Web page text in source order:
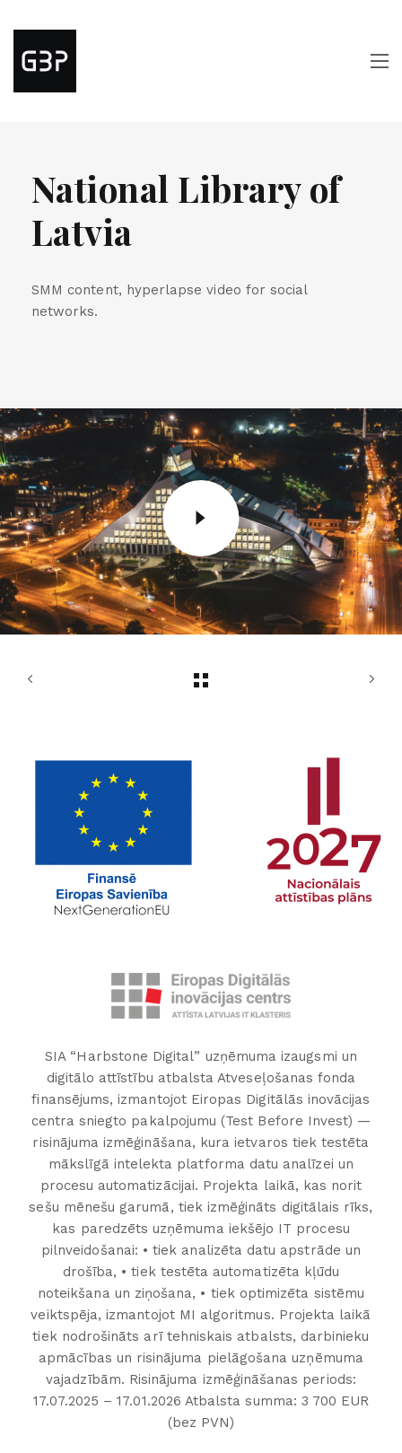
National Library of
Latvia
SMM content, hyperlapse video for social
networks.
SIA “Harbstone Digital” uzņēmuma izaugsmi un
digitālo attīstību atbalsta Atveseļošanas fonda
finansējums, izmantojot Eiropas Digitālās inovācijas
centra sniegto pakalpojumu (Test Before Invest) —
risinājuma izmēģināšana, kura ietvaros tiek testēta
mākslīgā intelekta platforma datu analīzei un
procesu automatizācijai. Projekta laikā, kas norit
sešu mēnešu garumā, tiek izmēģināts digitālais rīks,
kas paredzēts uzņēmuma iekšējo IT procesu
pilnveidošanai: • tiek analizēta datu apstrāde un
drošība, • tiek testēta automatizēta kļūdu
noteikšana un ziņošana, • tiek optimizēta sistēmu
veiktspēja, izmantojot MI algoritmus. Projekta laikā
tiek nodrošināts arī tehniskais atbalsts, darbinieku
apmācības un risinājuma pielāgošana uzņēmuma
vajadzībām. Risinājuma izmēģināšanas periods:
17.07.2025 – 17.01.2026 Atbalsta summa: 3 700 EUR
(bez PVN)